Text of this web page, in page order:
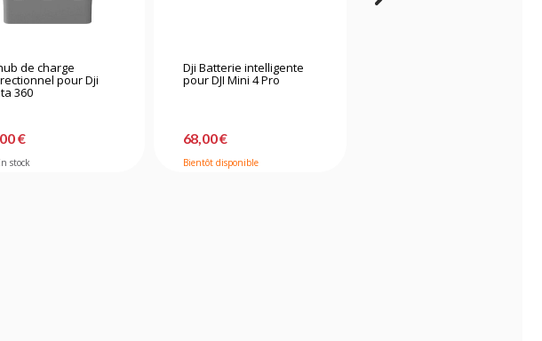
de charge
pour Dji
360
€
stock
Dji Batterie intelligente
pour DJI Mini 4 Pro
68,00 €
Bientôt disponible